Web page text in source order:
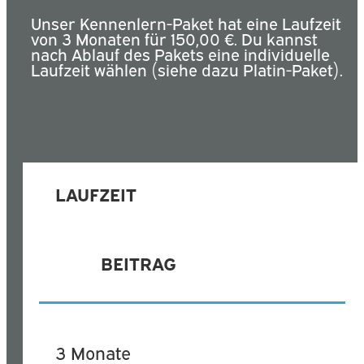
Unser Kennenlern-Paket hat eine Laufzeit
von 3 Monaten für 150,00 €. Du kannst
nach Ablauf des Pakets eine individuelle
Laufzeit wählen (siehe dazu Platin-Paket).
LAUFZEIT
BEITRAG
3 Monate